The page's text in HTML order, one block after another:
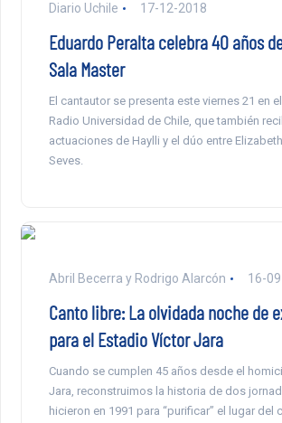
Diario Uchile 17-12-2018
Eduardo Peralta celebra 40 años
Sala Master
El cantautor se presenta este viernes 21 en
Radio Universidad de Chile, que también
actuaciones de Haylli y el dúo entre
Seves.
Abril Becerra y Rodrigo Alarcón 16-
Canto libre: La olvidada noche de
para el Estadio Víctor Jara
Cuando se cumplen 45 años desde el
Jara, reconstruimos la historia de dos
hicieron en 1991 para “purificar” el lugar del